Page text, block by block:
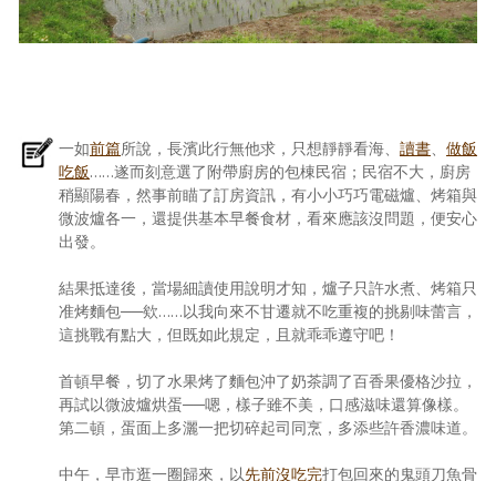
一如前篇所說，長濱此行無他求，只想靜靜看海、 讀書、 做飯
吃飯……遂而刻意選了附帶廚房的包棟民宿；民宿不大，廚房
稍顯陽春，然事前瞄了訂房資訊，有小小巧巧電磁爐、烤箱與
微波爐各一，還提供基本早餐食材，看來應該沒問題，便安心
出發。
結果抵達後，當場細讀使用說明才知，爐子只許水煮、烤箱只
准烤麵包──欸……以我向來不甘遷就不吃重複的挑剔味蕾言，
這挑戰有點大，但既如此規定，且就乖乖遵守吧！
首頓早餐，切了水果烤了麵包沖了奶茶調了百香果優格沙拉，
再試以微波爐烘蛋──嗯，樣子雖不美，口感滋味還算像樣。
第二頓，蛋面上多灑一把切碎起司同烹，多添些許香濃味道。
中午，早市逛一圈歸來，以先前沒吃完打包回來的鬼頭刀魚骨